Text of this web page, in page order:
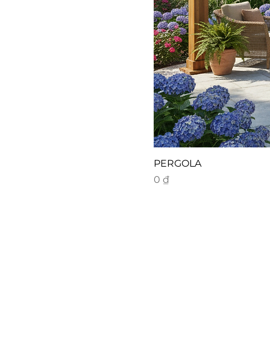
PERGOLA
Giá
0 ₫